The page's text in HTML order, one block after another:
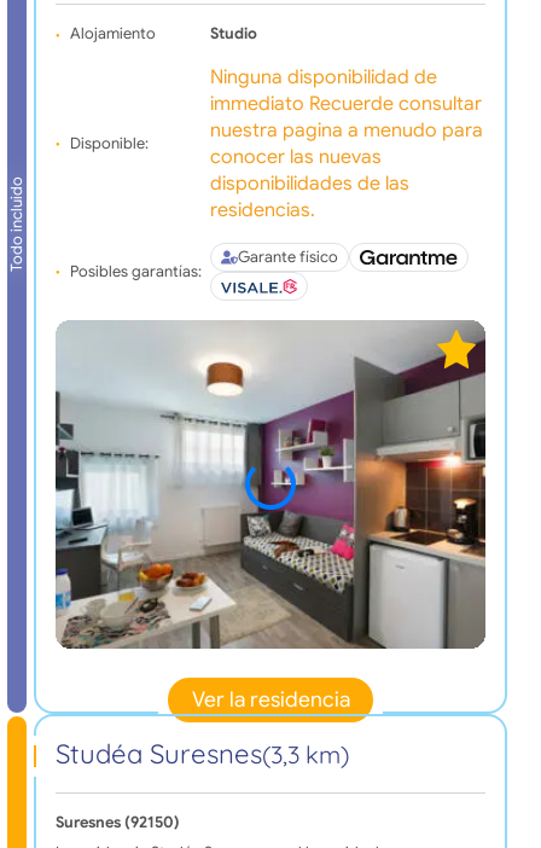
Todo incluido
Alojamiento Studio
Disponible:
Ninguna disponibilidad de
immediato Recuerde consultar
nuestra pagina a menudo para
conocer las nuevas
disponibilidades de las
residencias.
Posibles garantías:
Garante físico
Ver la residencia
Studéa Suresnes(3,3 km)
Suresnes (92150)